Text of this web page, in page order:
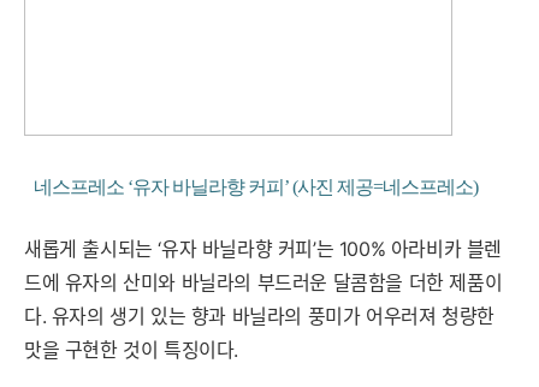
네스프레소 ‘유자 바닐라향 커피’ (사진 제공=네스프레소)
새롭게 출시되는 ‘유자 바닐라향 커피’는 100% 아라비카 블렌
드에 유자의 산미와 바닐라의 부드러운 달콤함을 더한 제품이
다. 유자의 생기 있는 향과 바닐라의 풍미가 어우러져 청량한
맛을 구현한 것이 특징이다.